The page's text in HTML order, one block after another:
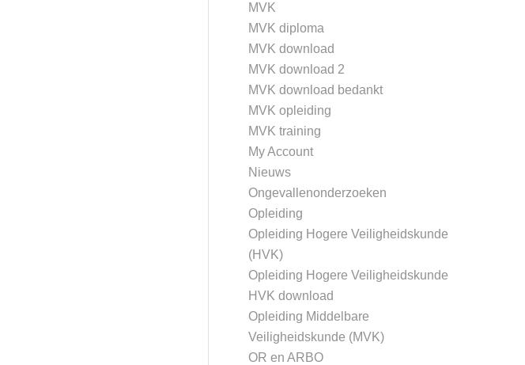
MVK
MVK diploma
MVK download
MVK download 2
MVK download bedankt
MVK opleiding
MVK training
My Account
Nieuws
Ongevallenonderzoeken
Opleiding
Opleiding Hogere Veiligheidskunde
(HVK)
Opleiding Hogere Veiligheidskunde
HVK download
Opleiding Middelbare
Veiligheidskunde (MVK)
OR en ARBO